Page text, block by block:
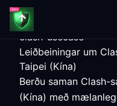
clash-usecase
Leiðbeiningar um
Taipei (Kína)
Berðu saman
(Kína) með